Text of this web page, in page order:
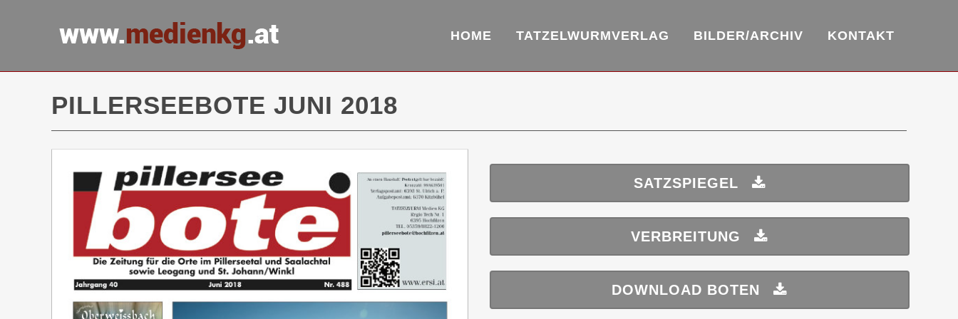
HOME TATZELWURMVERLAG BILDER/ARCHIV KONTAKT
PILLERSEEBOTE JUNI 2018
SATZSPIEGEL
VERBREITUNG
DOWNLOAD BOTEN